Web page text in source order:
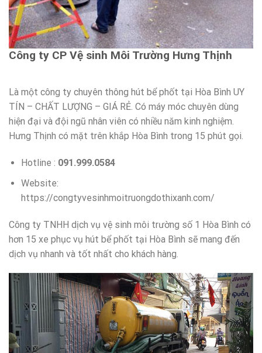
Công ty CP Vệ sinh Môi Trường Hưng Thịnh
Là một công ty chuyên thông hút bể phốt tại Hòa Bình UY
TÍN – CHẤT LƯỢNG – GIÁ RẺ. Có máy móc chuyên dùng
hiện đại và đội ngũ nhân viên có nhiều năm kinh nghiệm.
Hưng Thịnh có mặt trên khắp Hòa Bình trong 15 phút gọi.
Hotline : 091.999.0584
Website:
https://congtyvesinhmoitruongdothixanh.com/
Công ty TNHH dịch vụ vệ sinh môi trường số 1 Hòa Bình có
hơn 15 xe phục vụ hút bể phốt tại Hòa Bình sẽ mang đến
dịch vụ nhanh và tốt nhất cho khách hàng.